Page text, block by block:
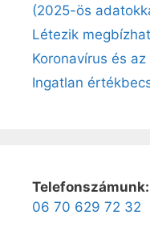
(2025-ös
Létezik
Koronavírus és
Ingatlan
Telefonszámunk:
06 70 629 72 32